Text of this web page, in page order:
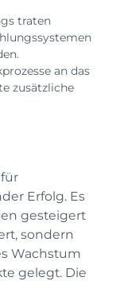
traten
an das
zusätzliche
Erfolg. Es
gesteigert
sondern
Wachstum
gelegt. Die